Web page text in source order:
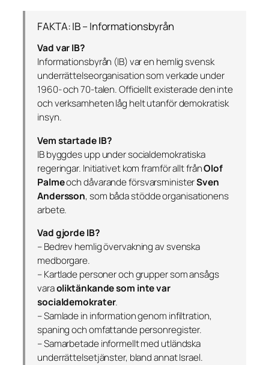
FAKTA: IB – Informationsbyrån
Vad var IB?
Informationsbyrån (IB) var en hemlig svensk
underrättelseorganisation som verkade under
1960- och 70-talen. Officiellt existerade den inte
och verksamheten låg helt utanför demokratisk
insyn.
Vem startade IB?
IB byggdes upp under socialdemokratiska
regeringar. Initiativet kom framför allt frånOlof
Palmeoch dåvarande försvarsministerSven
Andersson, som båda stödde organisationens
arbete.
Vad gjorde IB?
– Bedrev hemlig övervakning av svenska
medborgare.
– Kartlade personer och grupper som ansågs
varaoliktänkande som inte var
socialdemokrater.
– Samlade in information genom infiltration,
spaning och omfattande personregister.
– Samarbetade informellt med utländska
underrättelsetjänster, bland annat Israel.